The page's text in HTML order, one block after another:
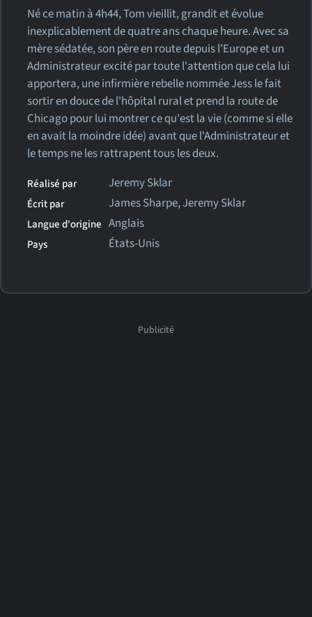
Né ce matin à 4h44, Tom vieillit, grandit et évolue
inexplicablement de quatre ans chaque heure. Avec sa
mère sédatée, son père en route depuis l'Europe et un
Administrateur excité par toute l'attention que cela lui
apportera, une infirmière rebelle nommée Jess le fait
sortir en douce de l'hôpital rural et prend la route de
Chicago pour lui montrer ce qu'est la vie (comme si elle
en avait la moindre idée) avant que l'Administrateur et
le temps ne les rattrapent tous les deux.
Réalisé par Jeremy Sklar
Écrit par James Sharpe, Jeremy Sklar
Langue d'origine Anglais
Pays États-Unis